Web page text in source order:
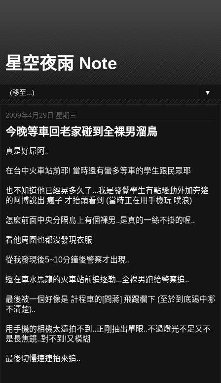
星空夜雨 Note
▼
2009年4月29日 星期三
今晚等車回老家碰到全裸男溜鳥
真是好屌阿..
在台中火車站前耶! 當時還有蠻多等車的學生跟民眾耶
也不知道他已經晃多久了...我是發覺學生有點騷動外加旁邊
的阿博說出 瘋子 才抬頭看到 (當時正在用手機玩 噗浪)
怎麼前面中央分隔島上有個裸男..是真的一絲不掛的喔..
看他周圍也都沒發現衣服
從我發現後5~10分鐘後警察才出現..
還在車水馬龍的火車站前追逐勒...全裸男跑給警察追..
最後被一個好像是 計程車的[問蔣] 飛踢欄下 (至於到底踢中哪
不清楚)..
用手機的相機太遠拍不到..正剛抽出單眼..不過燈光不足又不
是長焦鏡..對不到!又模糊
最後切慢速連拍來追..